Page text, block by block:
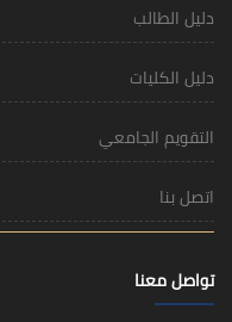
دليل الطالب
دليل الكليات
التقويم الجامعي
اتصل بنا
تواصل معنا